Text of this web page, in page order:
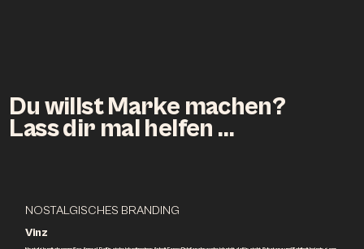
Du willst Marke machen?
Lass dir mal helfen …
NOSTALGISCHES BRANDING
Vinz